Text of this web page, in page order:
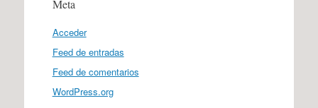
Meta
Acceder
Feed de entradas
Feed de comentarios
WordPress.org